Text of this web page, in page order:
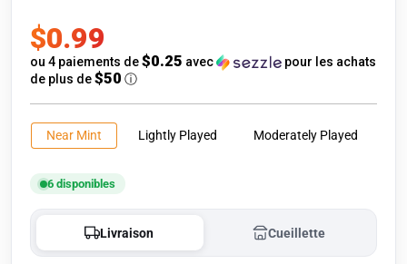
Neopets Battledome
Accessoires
Prix
de
vente
$0.99
ou 4 paiements de$0.25 avec
pour les achats
de plus de$50 ⓘ
Near Mint Lightly Played Moderately Played
6 disponibles
Livraison Cueillette